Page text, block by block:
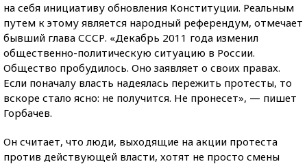
на себя инициативу обновления Конституции. Реальным
путем к этому является народный референдум, отмечает
бывший глава СССР. «Декабрь 2011 года изменил
общественно-политическую ситуацию в России.
Общество пробудилось. Оно заявляет о своих правах.
Если поначалу власть надеялась пережить протесты, то
вскоре стало ясно: не получится. Не пронесет», — пишет
Горбачев.
Он считает, что люди, выходящие на акции протеста
против действующей власти, хотят не просто смены